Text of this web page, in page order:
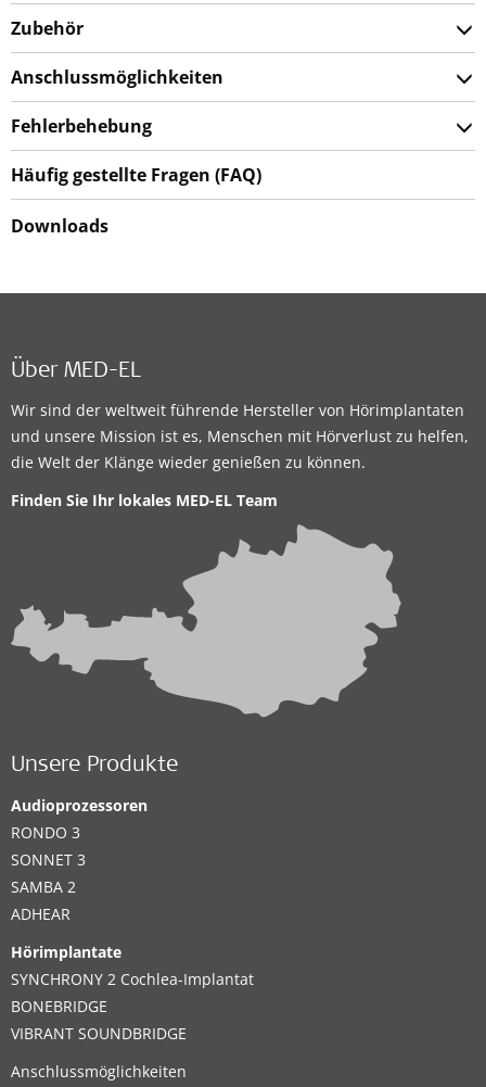
Zubehör
Anschlussmöglichkeiten
Fehlerbehebung
Häufig gestellte Fragen (FAQ)
Downloads
Über MED-EL
Wir sind der weltweit führende Hersteller von Hörimplantaten
und unsere Mission ist es, Menschen mit Hörverlust zu helfen,
die Welt der Klänge wieder genießen zu können.
Finden Sie Ihr lokales MED-EL Team
Unsere Produkte
Audioprozessoren
RONDO 3
SONNET 3
SAMBA 2
ADHEAR
Hörimplantate
SYNCHRONY 2 Cochlea-Implantat
BONEBRIDGE
VIBRANT SOUNDBRIDGE
Anschlussmöglichkeiten